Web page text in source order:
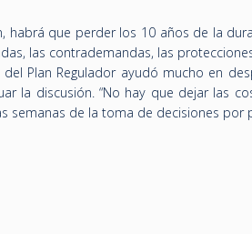
habrá que perder los 10 años de la
las contrademandas, las
Plan Regulador ayudó mucho en
la discusión. “No hay que dejar las
semanas de la toma de decisiones por